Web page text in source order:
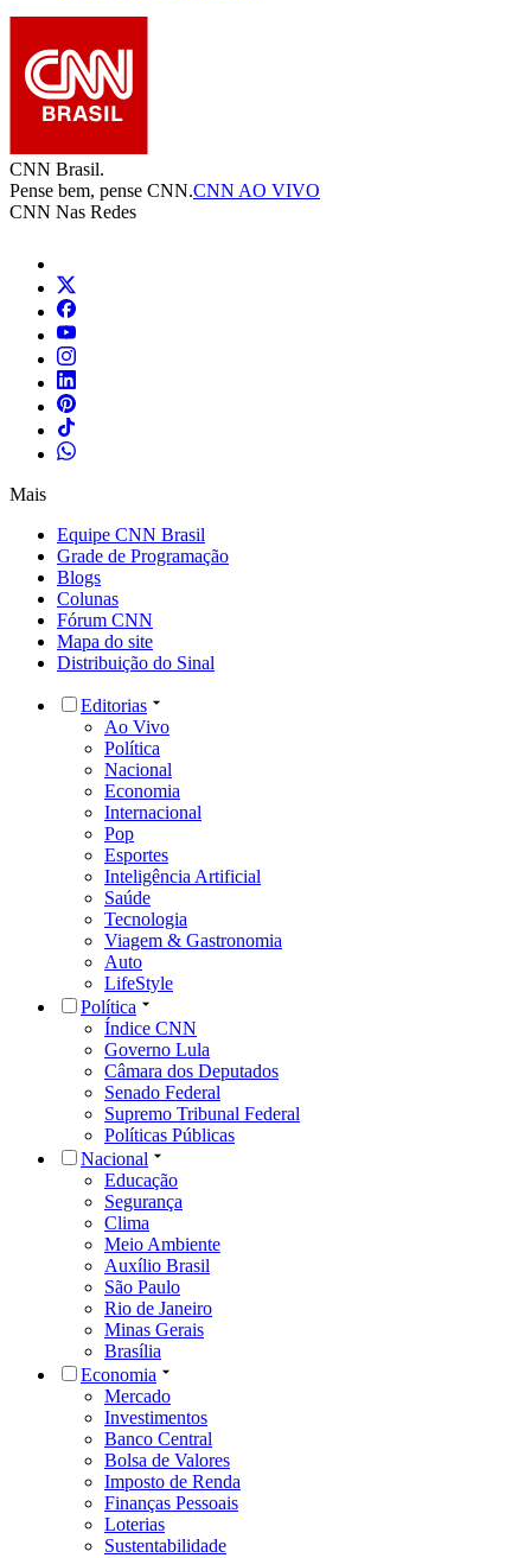
CNN Brasil.
Pense bem, pense CNN.CNN AO VIVO
CNN Nas Redes
Mais
Equipe CNN Brasil
Grade de Programação
Blogs
Colunas
Fórum CNN
Mapa do site
Distribuição do Sinal
Editorias
Ao Vivo
Política
Nacional
Economia
Internacional
Pop
Esportes
Inteligência Artificial
Saúde
Tecnologia
Viagem & Gastronomia
Auto
LifeStyle
Política
Índice CNN
Governo Lula
Câmara dos Deputados
Senado Federal
Supremo Tribunal Federal
Políticas Públicas
Nacional
Educação
Segurança
Clima
Meio Ambiente
Auxílio Brasil
São Paulo
Rio de Janeiro
Minas Gerais
Brasília
Economia
Mercado
Investimentos
Banco Central
Bolsa de Valores
Imposto de Renda
Finanças Pessoais
Loterias
Sustentabilidade